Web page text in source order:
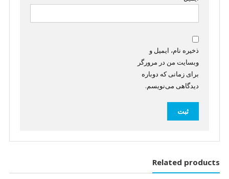
ذخیره نام، ایمیل و
وبسایت من در مرورگر
برای زمانی که دوباره
دیدگاهی می‌نویسم.
Related products